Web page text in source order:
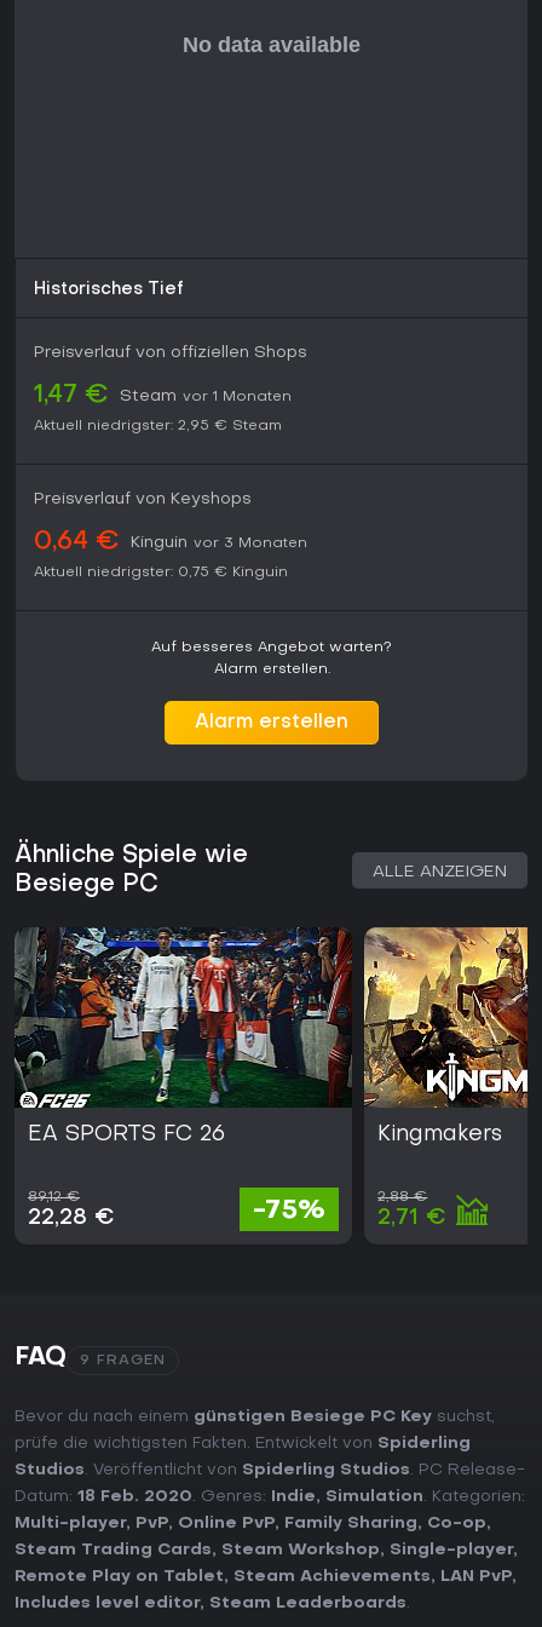
chaotischen Multiplayer-Sessions, weniger für Fans
Historisches Tief
Preisverlauf von offiziellen Shops
1,47 € Steam vor 1 Monaten
Aktuell niedrigster: 2,95 € Steam
Preisverlauf von Keyshops
0,64 € Kinguin vor 3 Monaten
Aktuell niedrigster: 0,75 € Kinguin
Auf besseres Angebot warten?
Alarm erstellen.
Alarm erstellen
Ähnliche Spiele wie
Besiege PC
ALLE ANZEIGEN
EA SPORTS FC 26
89,12 €
22,28 € -75%
Kingmakers
2,88 €
2,71 €
FAQ 9 FRAGEN
Bevor du nach einem günstigen Besiege PC Key suchst,
prüfe die wichtigsten Fakten. Entwickelt von Spiderling
Studios. Veröffentlicht von Spiderling Studios. PC Release-
Datum: 18 Feb. 2020. Genres: Indie, Simulation. Kategorien:
Multi-player, PvP, Online PvP, Family Sharing, Co-op,
Steam Trading Cards, Steam Workshop, Single-player,
Remote Play on Tablet, Steam Achievements, LAN PvP,
Includes level editor, Steam Leaderboards.